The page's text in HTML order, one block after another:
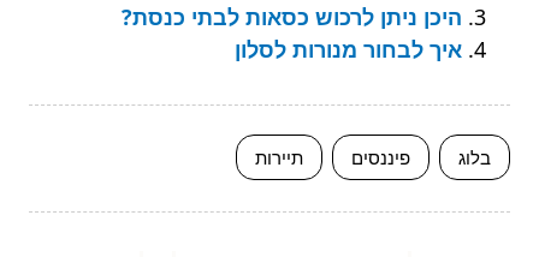
היכן ניתן לרכוש כסאות לבתי כנסת?
איך לבחור מנורות לסלון
בלוג פיננסים תיירות